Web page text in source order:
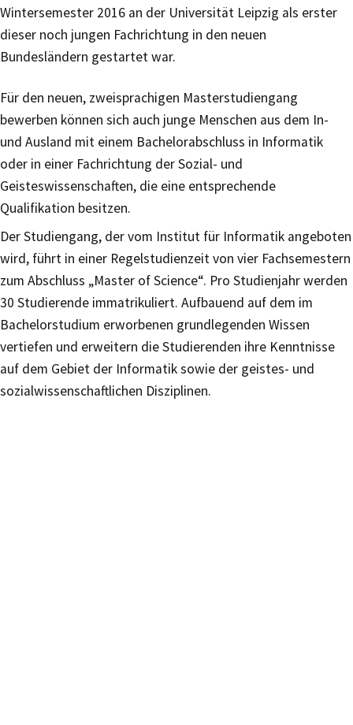
Wintersemester 2016 an der Universität Leipzig als erster
dieser noch jungen Fachrichtung in den neuen
Bundesländern gestartet war.
Für den neuen, zweisprachigen Masterstudiengang
bewerben können sich auch junge Menschen aus dem In-
und Ausland mit einem Bachelorabschluss in Informatik
oder in einer Fachrichtung der Sozial- und
Geisteswissenschaften, die eine entsprechende
Qualifikation besitzen.
Der Studiengang, der vom Institut für Informatik angeboten
wird, führt in einer Regelstudienzeit von vier Fachsemestern
zum Abschluss „Master of Science“. Pro Studienjahr werden
30 Studierende immatrikuliert. Aufbauend auf dem im
Bachelorstudium erworbenen grundlegenden Wissen
vertiefen und erweitern die Studierenden ihre Kenntnisse
auf dem Gebiet der Informatik sowie der geistes- und
sozialwissenschaftlichen Disziplinen.